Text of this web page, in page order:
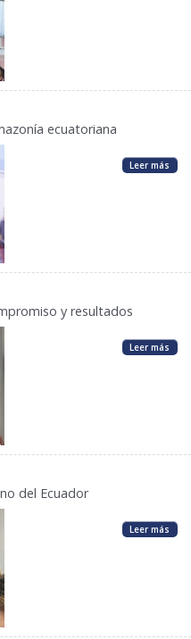
ecuatoriana
Leer más
y resultados
Leer más
del Ecuador
Leer más